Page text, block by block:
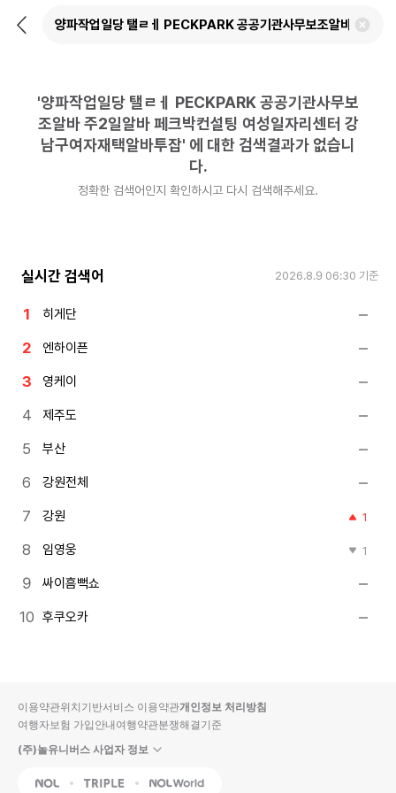
뒤
검
'양파작업일당 탤ㄹㅔ PECKPARK 공공기관사무보
조알바 주2일알바 페크박컨설팅 여성일자리센터 강
남구여자재택알바투잡' 에 대한 검색결과가 없습니
다.
정확한 검색어인지 확인하시고 다시 검색해주세요.
실시간 검색어 2026.8.9 06:30 기준
히게단
엔하이픈
영케이
제주도
부산
강원전체
강원 1
임영웅 1
싸이흠뻑쇼
후쿠오카
이용약관위치기반서비스 이용약관개인정보 처리방침
여행자보험 가입안내여행약관분쟁해결기준
(주)놀유니버스 사업자 정보
NOL Triple Interpark Global